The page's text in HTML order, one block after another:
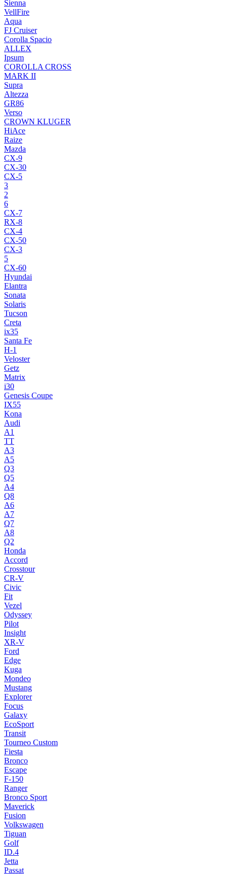
Sienna
VellFire
Aqua
FJ Cruiser
Corolla Spacio
ALLEX
Ipsum
COROLLA CROSS
MARK II
Supra
Altezza
GR86
Verso
CROWN KLUGER
HiAce
Raize
Mazda
CX-9
CX-30
CX-5
3
2
6
CX-7
RX-8
CX-4
CX-50
CX-3
5
CX-60
Hyundai
Elantra
Sonata
Solaris
Tucson
Creta
ix35
Santa Fe
H-1
Veloster
Getz
Matrix
i30
Genesis Coupe
IX55
Kona
Audi
A1
TT
A3
A5
Q3
Q5
A4
Q8
A6
A7
Q7
A8
Q2
Honda
Accord
Crosstour
CR-V
Civic
Fit
Vezel
Odyssey
Pilot
Insight
XR-V
Ford
Edge
Kuga
Mondeo
Mustang
Explorer
Focus
Galaxy
EcoSport
Transit
Tourneo Custom
Fiesta
Bronco
Escape
F-150
Ranger
Bronco Sport
Maverick
Fusion
Volkswagen
Tiguan
Golf
ID.4
Jetta
Passat